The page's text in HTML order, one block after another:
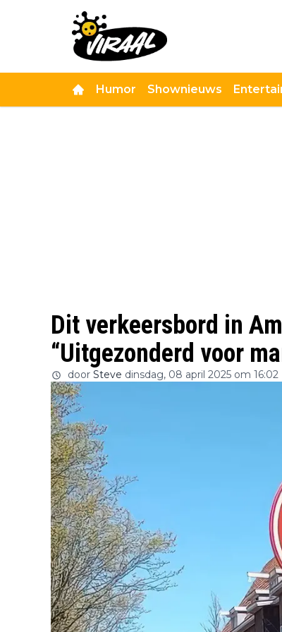
Humor Shownieuws
Dit verkeersbord in
“Uitgezonderd voor
door Steve dinsdag, 08 april 2025 om 16:02